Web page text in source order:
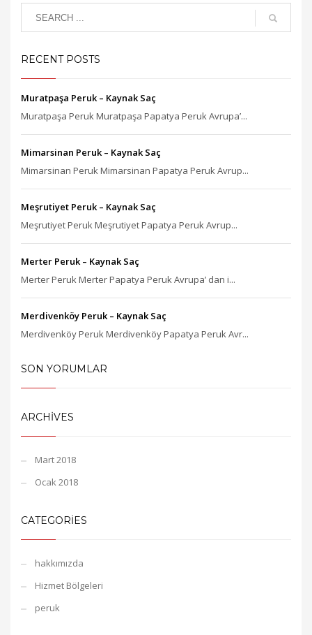
RECENT POSTS
Muratpaşa Peruk – Kaynak Saç
Muratpaşa Peruk Muratpaşa Papatya Peruk Avrupa’...
Mimarsinan Peruk – Kaynak Saç
Mimarsinan Peruk Mimarsinan Papatya Peruk Avrup...
Meşrutiyet Peruk – Kaynak Saç
Meşrutiyet Peruk Meşrutiyet Papatya Peruk Avrup...
Merter Peruk – Kaynak Saç
Merter Peruk Merter Papatya Peruk Avrupa’ dan i...
Merdivenköy Peruk – Kaynak Saç
Merdivenköy Peruk Merdivenköy Papatya Peruk Avr...
SON YORUMLAR
ARCHIVES
Mart 2018
Ocak 2018
CATEGORIES
hakkımızda
Hizmet Bölgeleri
peruk